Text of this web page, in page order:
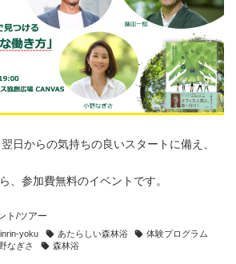
日からの気持ちの良いスタートに備え、
、参加費無料のイベントです。
ト/ツアー
yoku あたらしい森林浴
体験プログラム
なぎさ
森林浴